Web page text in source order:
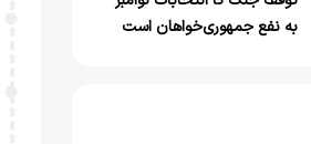
به نفع جمهوری‌خواهان است